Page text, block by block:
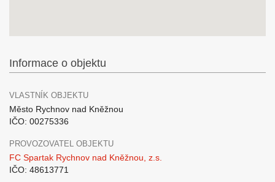
Informace o objektu
VLASTNÍK OBJEKTU
Město Rychnov nad Kněžnou
IČO: 00275336
PROVOZOVATEL OBJEKTU
FC Spartak Rychnov nad Kněžnou, z.s.
IČO: 48613771